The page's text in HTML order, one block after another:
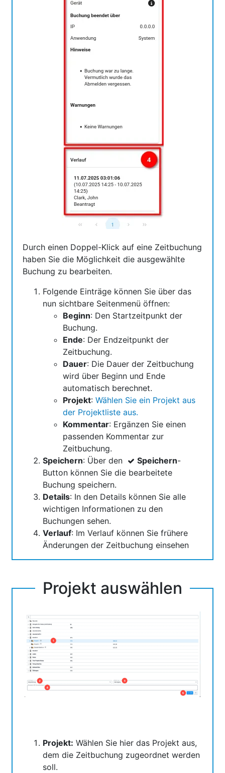
Durch einen Doppel-Klick auf eine Zeitbuchung
haben Sie die Möglichkeit die ausgewählte
Buchung zu bearbeiten.
Folgende Einträge können Sie über das
nun sichtbare Seitenmenü öffnen:
Beginn: Den Startzeitpunkt der
Buchung.
Ende: Der Endzeitpunkt der
Zeitbuchung.
Dauer: Die Dauer der Zeitbuchung
wird über Beginn und Ende
automatisch berechnet.
Projekt: Wählen Sie ein Projekt aus
der Projektliste aus.
Kommentar: Ergänzen Sie einen
passenden Kommentar zur
Zeitbuchung.
Speichern: Über den Speichern-
Button können Sie die bearbeitete
Buchung speichern.
Details: In den Details können Sie alle
wichtigen Informationen zu den
Buchungen sehen.
Verlauf: Im Verlauf können Sie frühere
Änderungen der Zeitbuchung einsehen
Projekt auswählen
Projekt: Wählen Sie hier das Projekt aus,
dem die Zeitbuchung zugeordnet werden
soll.